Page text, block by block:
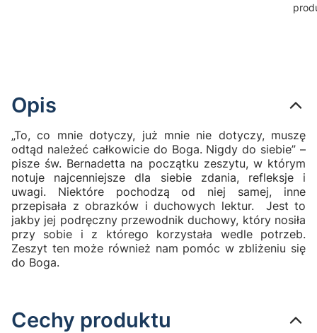
Opis
„To, co mnie dotyczy, już mnie nie dotyczy, muszę
odtąd należeć całkowicie do Boga. Nigdy do siebie” –
pisze św. Bernadetta na początku zeszytu, w którym
notuje najcenniejsze dla siebie zdania, refleksje i
uwagi. Niektóre pochodzą od niej samej, inne
przepisała z obrazków i duchowych lektur. Jest to
jakby jej podręczny przewodnik duchowy, który nosiła
przy sobie i z którego korzystała wedle potrzeb.
Zeszyt ten może również nam pomóc w zbliżeniu się
do Boga.
Cechy produktu